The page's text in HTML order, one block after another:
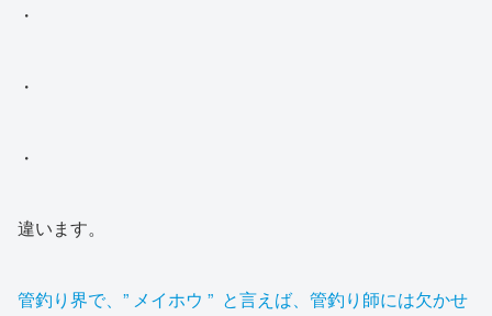
・
・
・
違います。
管釣り界で、” メイホウ ” と言えば、管釣り師には欠かせ